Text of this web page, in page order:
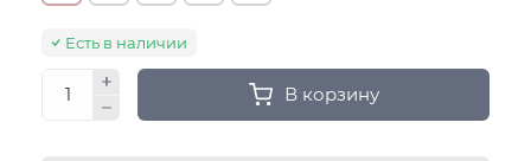
Есть в наличии
В корзину